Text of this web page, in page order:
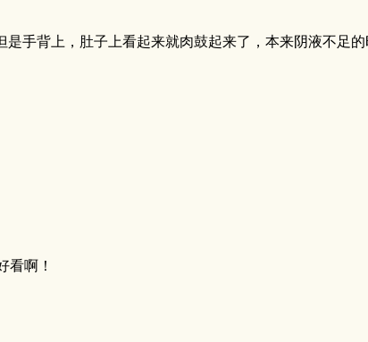
手背上，肚子上看起来就肉鼓起来了，本来阴液不足
看啊！